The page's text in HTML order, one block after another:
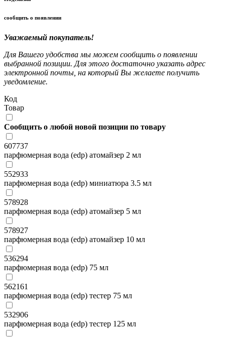
сообщить о появлении
Уважаемый покупатель!
Для Вашего удобства мы можем сообщить о появлении
выбранной позиции. Для этого достаточно указать адрес
электронной почты, на который Вы желаете получить
уведомление.
Код
Товар
Сообщить о любой новой позиции по товару
607737
парфюмерная вода (edp) атомайзер 2 мл
552933
парфюмерная вода (edp) миниатюра 3.5 мл
578928
парфюмерная вода (edp) атомайзер 5 мл
578927
парфюмерная вода (edp) атомайзер 10 мл
536294
парфюмерная вода (edp) 75 мл
562161
парфюмерная вода (edp) тестер 75 мл
532906
парфюмерная вода (edp) тестер 125 мл